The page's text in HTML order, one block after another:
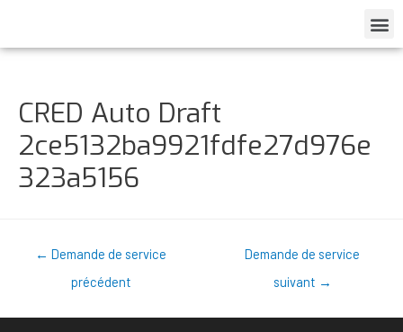
CRED Auto Draft
2ce5132ba9921fdfe27d976e
323a5156
← Demande de service
précédent
Demande de service
suivant →